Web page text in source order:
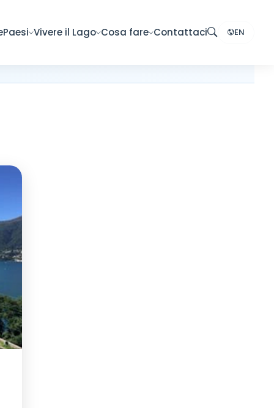
Paesi Vivere il Lago Cosa fare Contattaci EN